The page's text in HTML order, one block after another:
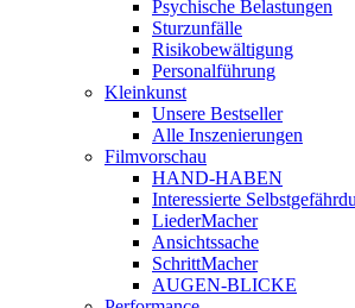
Psychische Belastungen
Sturzunfälle
Risikobewältigung
Personalführung
Kleinkunst
Unsere Bestseller
Alle Inszenierungen
Filmvorschau
HAND-HABEN
Interessierte
LiederMacher
Ansichtssache
SchrittMacher
AUGEN-BLICKE